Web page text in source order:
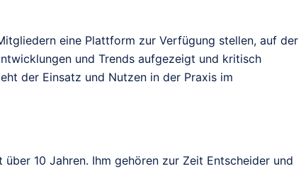
eine Plattform zur Verfügung stellen, auf der
und Trends aufgezeigt und kritisch
der Einsatz und Nutzen in der Praxis im
10 Jahren. Ihm gehören zur Zeit Entscheider und